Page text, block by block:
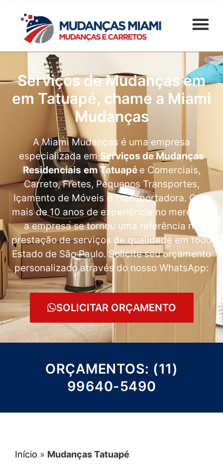
Serviços de Mudanças em
em Tatuapé, chame a Miami
Mudanças
A Miami Mudanças é uma empresa
especializada emServiços de Mudanças
Residenciais em Tatuapé e Comerciais,
Carreto, Fretes, Pequenos Transportes,
Içamento de Móveis e Transportadora. Com
mais de 10 anos de experiência no mercado,
a empresa se tornou uma referência na
prestação de serviços de qualidade em todo
Estado de São Paulo. Solicite seu orçamento
personalizado através do nosso WhatsApp:
SOLICITAR ORÇAMENTO
ORÇAMENTOS: (11)
99640-5490
Início » Mudanças Tatuapé